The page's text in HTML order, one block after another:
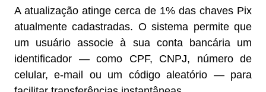
A atualização atinge cerca de 1% das chaves Pix
atualmente cadastradas. O sistema permite que
um usuário associe à sua conta bancária um
identificador — como CPF, CNPJ, número de
celular, e-mail ou um código aleatório — para